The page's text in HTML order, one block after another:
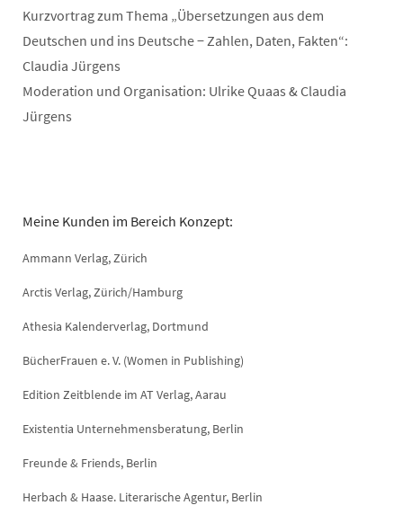
Kurzvortrag zum Thema „Übersetzungen aus dem
Deutschen und ins Deutsche − Zahlen, Daten, Fakten“:
Claudia Jürgens
Moderation und Organisation: Ulrike Quaas & Claudia
Jürgens
Meine Kunden im Bereich Konzept:
Ammann Verlag, Zürich
Arctis Verlag, Zürich/Hamburg
Athesia Kalenderverlag, Dortmund
BücherFrauen e. V. (Women in Publishing)
Edition Zeitblende im AT Verlag, Aarau
Existentia Unternehmensberatung, Berlin
Freunde & Friends, Berlin
Herbach & Haase. Literarische Agentur, Berlin